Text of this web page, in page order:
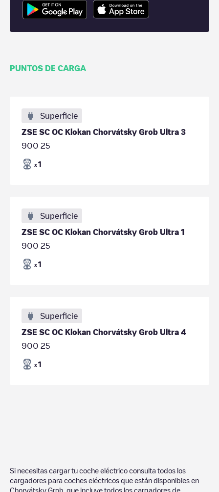
PUNTOS DE CARGA
Superficie
ZSE SC OC Klokan Chorvátsky Grob Ultra 3
900 25
x 1
Superficie
ZSE SC OC Klokan Chorvátsky Grob Ultra 1
900 25
x 1
Superficie
ZSE SC OC Klokan Chorvátsky Grob Ultra 4
900 25
x 1
Si necesitas cargar tu coche eléctrico consulta todos los
cargadores para coches eléctricos que están disponibles en
Chorvátsky Grob , que incluye todos los cargadores de